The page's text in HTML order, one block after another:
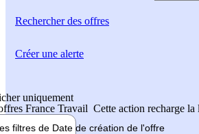
Rechercherdes offres
uniquement
France Travail Cette action recharge la
filtres de Date de création de l'offre
Créer une alerte